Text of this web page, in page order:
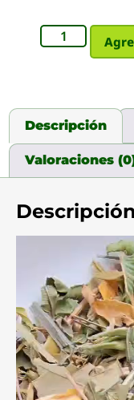
Descripción
Valoraciones
Descripción
video